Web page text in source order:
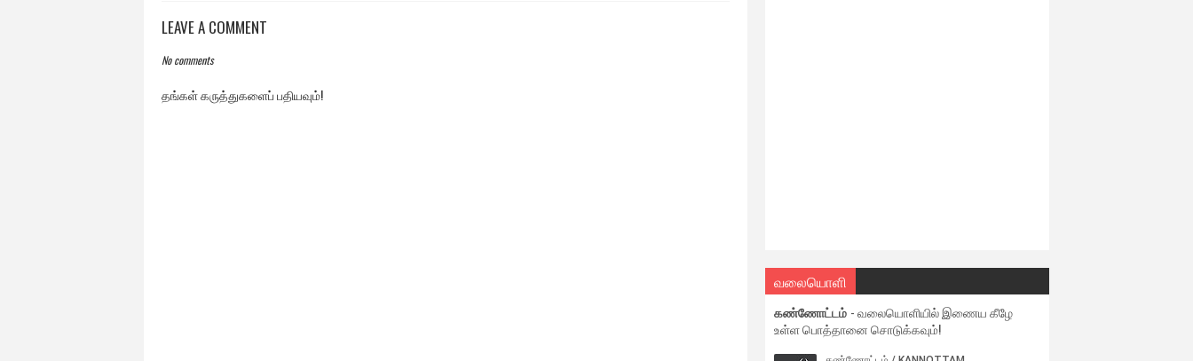
LEAVE A COMMENT
No comments
தங்கள் கருத்துகளைப் பதியவும்!
வலையொளி
கண்ணோட்டம் - வலையொளியில் இணைய கீழே
உள்ள பொத்தானை சொடுக்கவும்!